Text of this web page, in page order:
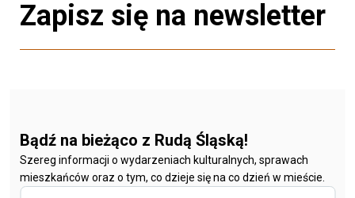
Zapisz się na newsletter
Bądź na bieżąco z Rudą Śląską!
Szereg informacji o wydarzeniach kulturalnych, sprawach
mieszkańców oraz o tym, co dzieje się na co dzień w mieście.